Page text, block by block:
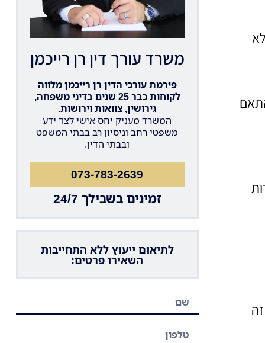
משרד עורך דין רן רייכמן
פירמת עורכי הדין רן רייכמן מלווה
לקוחות כבר 25 שנים בדיני משפחה,
גירושין, צוואות וירושות.
המשרד מעניק יחס אישי לצד ידע
משפטי רחב וניסיון רב בבתי המשפט
ובבתי הדין.
073-783-2639
זמינים בשבילך 24/7
לתיאום ייעוץ ללא התחייבות
השאירו פרטים: